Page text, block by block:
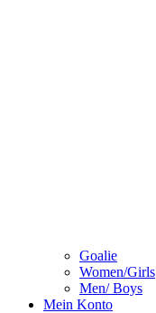
Goalie
Women/Girls
Men/ Boys
Mein Konto